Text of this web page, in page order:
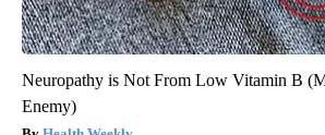
Neuropathy is Not From Low Vitamin B
Enemy)